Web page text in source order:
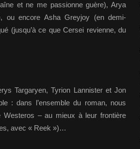
et ne me passionne guère), Arya
ou encore Asha Greyjoy (en demi-
(jusqu’à ce que Cersei revienne, du
Targaryen, Tyrion Lannister et Jon
: dans l’ensemble du roman, nous
– au mieux à leur frontière
avec « Reek »)…